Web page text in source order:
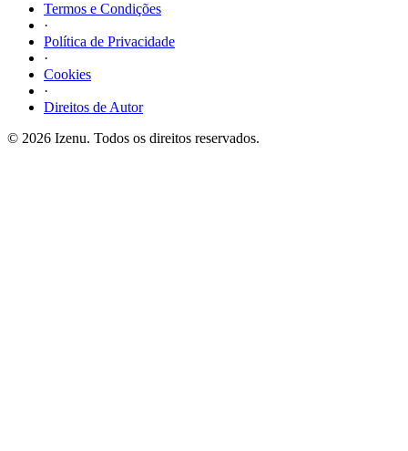
Termos e Condições
·
Política de Privacidade
·
Cookies
·
Direitos de Autor
© 2026 Izenu. Todos os direitos reservados.